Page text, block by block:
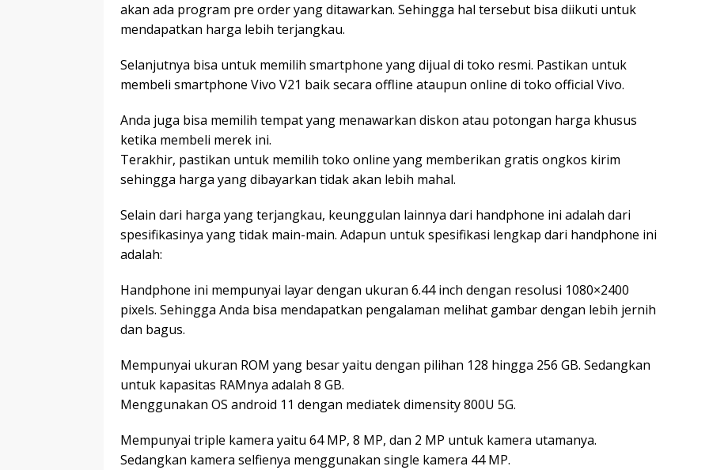
akan ada program pre order yang ditawarkan. Sehingga hal tersebut bisa diikuti untuk
mendapatkan harga lebih terjangkau.
Selanjutnya bisa untuk memilih smartphone yang dijual di toko resmi. Pastikan untuk
membeli smartphone Vivo V21 baik secara offline ataupun online di toko official Vivo.
Anda juga bisa memilih tempat yang menawarkan diskon atau potongan harga khusus
ketika membeli merek ini.
Terakhir, pastikan untuk memilih toko online yang memberikan gratis ongkos kirim
sehingga harga yang dibayarkan tidak akan lebih mahal.
Selain dari harga yang terjangkau, keunggulan lainnya dari handphone ini adalah dari
spesifikasinya yang tidak main-main. Adapun untuk spesifikasi lengkap dari handphone ini
adalah:
Handphone ini mempunyai layar dengan ukuran 6.44 inch dengan resolusi 1080×2400
pixels. Sehingga Anda bisa mendapatkan pengalaman melihat gambar dengan lebih jernih
dan bagus.
Mempunyai ukuran ROM yang besar yaitu dengan pilihan 128 hingga 256 GB. Sedangkan
untuk kapasitas RAMnya adalah 8 GB.
Menggunakan OS android 11 dengan mediatek dimensity 800U 5G.
Mempunyai triple kamera yaitu 64 MP, 8 MP, dan 2 MP untuk kamera utamanya.
Sedangkan kamera selfienya menggunakan single kamera 44 MP.